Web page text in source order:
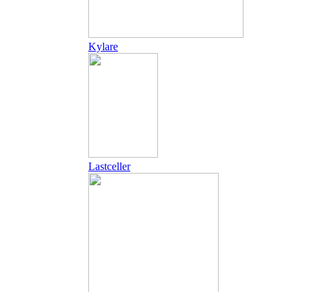
Kylare
Lastceller